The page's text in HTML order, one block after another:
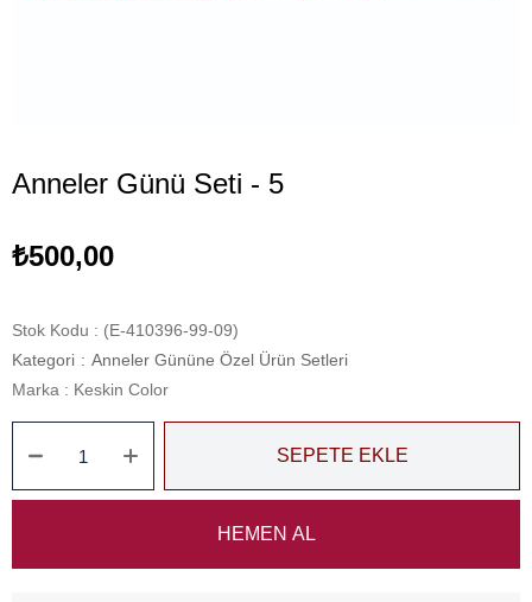
Anneler Günü Seti - 5
₺500,00
Stok Kodu
(E-410396-99-09)
Kategori : Anneler Gününe Özel Ürün Setleri
Marka : Keskin Color